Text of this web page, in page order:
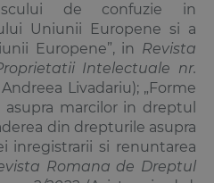
de confuzie in
Uniunii Europene si a
Europene”, in Revista
Intelectuale nr.
Livadariu); „Forme
marcilor in dreptul
din drepturile asupra
inregistrarii si renuntarea
Romana de Dreptul